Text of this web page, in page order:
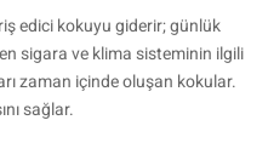
edici kokuyu giderir; günlük
sigara ve klima sisteminin ilgili
zaman içinde oluşan kokular.
sağlar.